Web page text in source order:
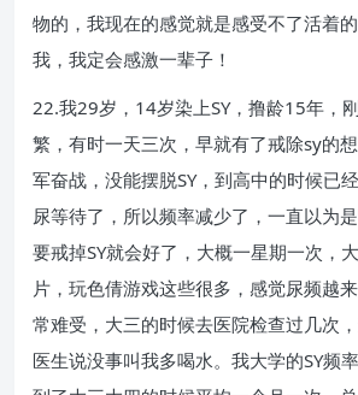
物的，我现在的感觉就是感受不了活着
我，我定会感激一辈子！
22.我29岁，14岁染上SY，撸龄15年，
繁，有时一天三次，早就有了戒除sy的
军奋战，没能摆脱SY，到高中的时候已
尿等待了，所以频率减少了，一直以为
要戒掉SY就会好了，大概一星期一次，
片，玩色倩游戏这些很多，感觉尿频越
常难受，大三的时候去医院检查过几次
医生说没事叫我多喝水。我大学的SY频